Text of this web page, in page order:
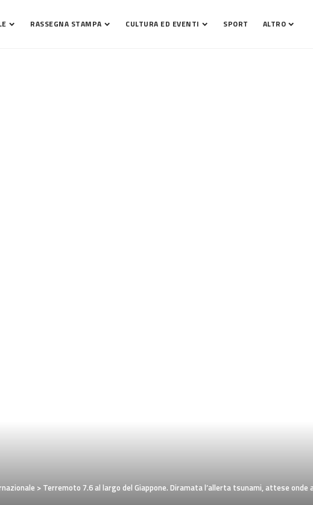
RASSEGNA STAMPA CULTURA ED EVENTI SPORT ALTRO
> Terremoto 7.6 al largo del Giappone. Diramata l’allerta tsunami, attese